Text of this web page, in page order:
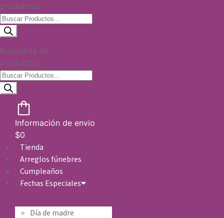
productos
Búsqueda de
productos
Información de envio
$0
Tienda
Arreglos fúnebres
Cumpleaños
Fechas Especiales
Día de madre